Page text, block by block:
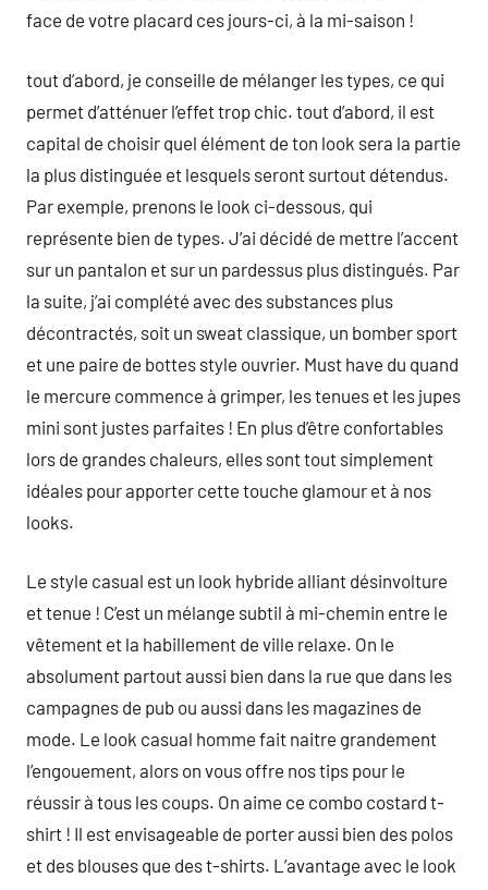
face de votre placard ces jours-ci, à la mi-saison !
tout d’abord, je conseille de mélanger les types, ce qui
permet d’atténuer l’effet trop chic. tout d’abord, il est
capital de choisir quel élément de ton look sera la partie
la plus distinguée et lesquels seront surtout détendus.
Par exemple, prenons le look ci-dessous, qui
représente bien de types. J’ai décidé de mettre l’accent
sur un pantalon et sur un pardessus plus distingués. Par
la suite, j’ai complété avec des substances plus
décontractés, soit un sweat classique, un bomber sport
et une paire de bottes style ouvrier. Must have du quand
le mercure commence à grimper, les tenues et les jupes
mini sont justes parfaites ! En plus d’être confortables
lors de grandes chaleurs, elles sont tout simplement
idéales pour apporter cette touche glamour et à nos
looks.
Le style casual est un look hybride alliant désinvolture
et tenue ! C’est un mélange subtil à mi-chemin entre le
vêtement et la habillement de ville relaxe. On le
absolument partout aussi bien dans la rue que dans les
campagnes de pub ou aussi dans les magazines de
mode. Le look casual homme fait naitre grandement
l’engouement, alors on vous offre nos tips pour le
réussir à tous les coups. On aime ce combo costard t-
shirt ! Il est envisageable de porter aussi bien des polos
et des blouses que des t-shirts. L’avantage avec le look